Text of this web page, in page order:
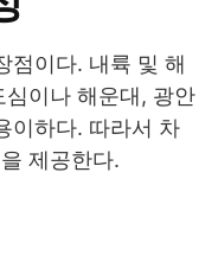
점이다. 내륙 및 해
이나 해운대, 광안
이하다. 따라서 차
제공한다.